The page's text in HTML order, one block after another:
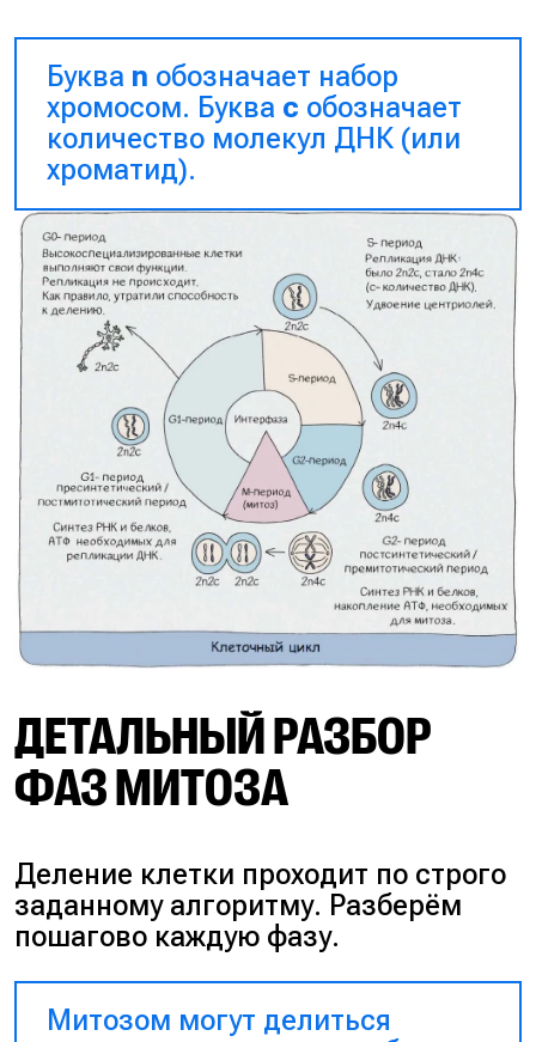
Буква n обозначает набор
хромосом. Буква c обозначает
количество молекул ДНК (или
хроматид).
ДЕТАЛЬНЫЙ РАЗБОР
ФАЗ МИТОЗА
Деление клетки проходит по строго
заданному алгоритму. Разберём
пошагово каждую фазу.
Митозом могут делиться